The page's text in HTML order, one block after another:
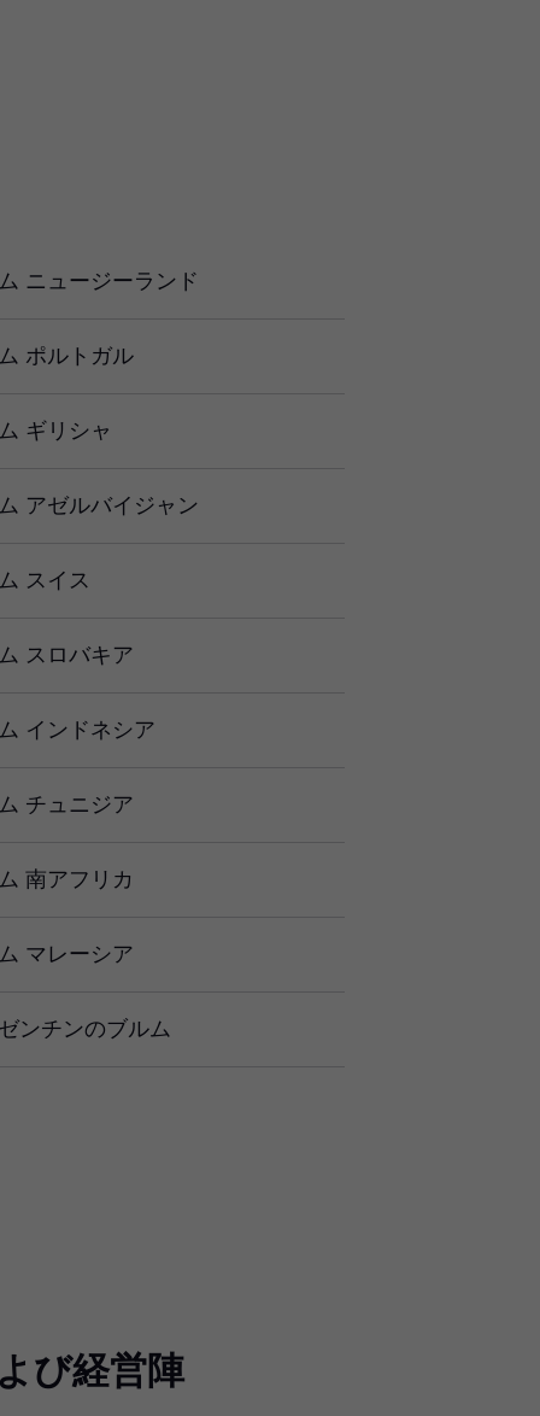
ニュージーランド
ポルトガル
ギリシャ
アゼルバイジャン
スイス
スロバキア
インドネシア
チュニジア
南アフリカ
マレーシア
ンチンのブルム
び経営陣